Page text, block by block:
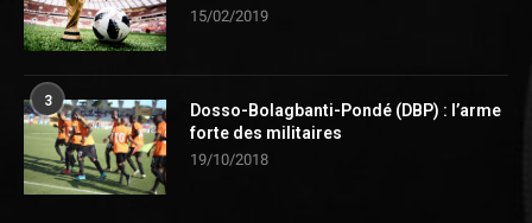
15/02/2019
3
Dosso-Bolagbanti-Pondé (DBP) : l’arme
forte des militaires
19/10/2018